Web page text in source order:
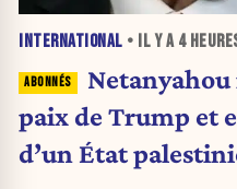
INTERNATIONAL • IL Y A 4
paix de Trump et
d’un État